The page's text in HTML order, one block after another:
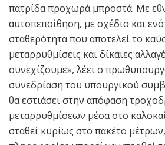
πατρίδα προχωρά μπροστά. Με
αυτοπεποίθηση, με σχέδιο και
σταθερότητα που αποτελεί το
μεταρρυθμίσεις και δίκαιες
συνεχίζουμε», λέει ο
συνεδρίαση του υπουργικού
θα εστιάσει στην απόφαση
μεταρρυθμίσεων μέσα στο
σταθεί κυρίως στο πακέτο